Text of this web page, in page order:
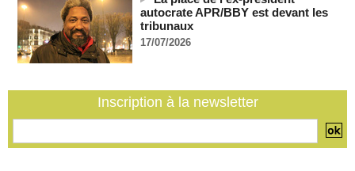
07/08/2026 -
Guinée-Bissau - Première visite de la médiation sénégalaise
après le sommet de la Cedeao
07/08/2026 -
mois après son départ du pouvoir
rupture diplomatique » entre les 2 pays
autocrate APR/BBY est devant les
tribunaux
17/07/2026
Inscription à la newsletter